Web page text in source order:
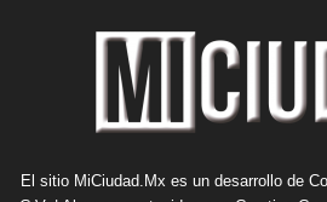
El sitio MiCiudad.Mx es un desarrollo de